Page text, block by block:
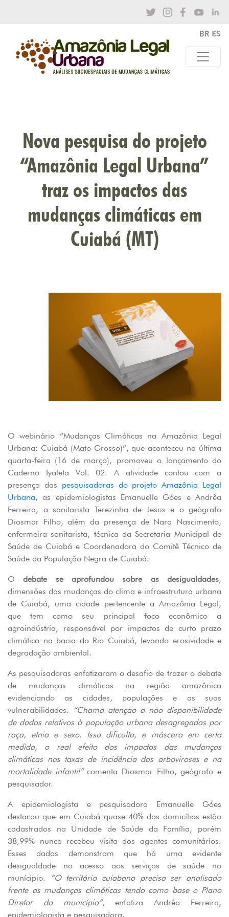
Nova pesquisa do projeto
“Amazônia Legal Urbana”
traz os impactos das
mudanças climáticas em
Cuiabá (MT)
O webinário “Mudanças Climáticas na Amazônia Legal
Urbana: Cuiabá (Mato Grosso)”, que aconteceu na última
quarta-feira (16 de março), promoveu o lançamento do
Caderno Iyaleta Vol. 02. A atividade contou com a
presença das pesquisadoras do projeto Amazônia Legal
Urbana, as epidemiologistas Emanuelle Góes e Andrêa
Ferreira, a sanitarista Terezinha de Jesus e o geógrafo
Diosmar Filho, além da presença de Nara Nascimento,
enfermeira sanitarista, técnica da Secretaria Municipal de
Saúde de Cuiabá e Coordenadora do Comitê Técnico de
Saúde da População Negra de Cuiabá.
Odebate se aprofundou sobre as desigualdades,
dimensões das mudanças do clima e infraestrutura urbana
de Cuiabá, uma cidade pertencente a Amazônia Legal,
que tem como seu principal foco econômico a
agroindústria, responsável por impactos de curto prazo
climático na bacia do Rio Cuiabá, levando erosividade e
degradação ambiental.
As pesquisadoras enfatizaram o desafio de trazer o debate
de mudanças climáticas na região amazônica
evidenciando as cidades, populações e as suas
vulnerabilidades.
“Chama atenção a não disponibilidade
de dados relativos à população urbana desagregadas por
raça, etnia e sexo. Isso dificulta, e máscara em certa
medida, o real efeito dos impactos das mudanças
climáticas nas taxas de incidência das arboviroses e na
mortalidade infantil”comenta Diosmar Filho, geógrafo e
pesquisador.
A epidemiologista e pesquisadora Emanuelle Góes
destacou que em Cuiabá quase 40% dos domicílios estão
cadastrados na Unidade de Saúde da Família, porém
38,99% nunca recebeu visita dos agentes comunitários.
Esses dados demonstram que há uma evidente
desigualdade no acesso aos serviços de saúde no
munícipio.
“O território cuiabano precisa ser analisado
frente as mudanças climáticas tendo como base o Plano
Diretor do município”, enfatiza Andrêa Ferreira,
epidemiologista e pesquisadora.